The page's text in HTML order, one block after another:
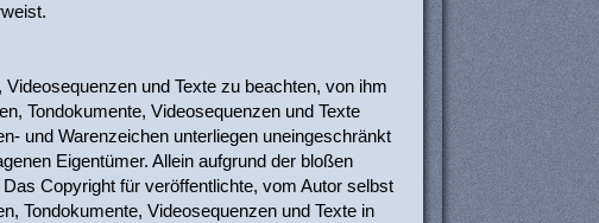
und Texte zu beachten, von ihm
Tondokumente, Videosequenzen und Texte
und Warenzeichen unterliegen uneingeschränkt
Eigentümer. Allein aufgrund der bloßen
Copyright für veröffentlichte, vom Autor selbst
Tondokumente, Videosequenzen und Texte in